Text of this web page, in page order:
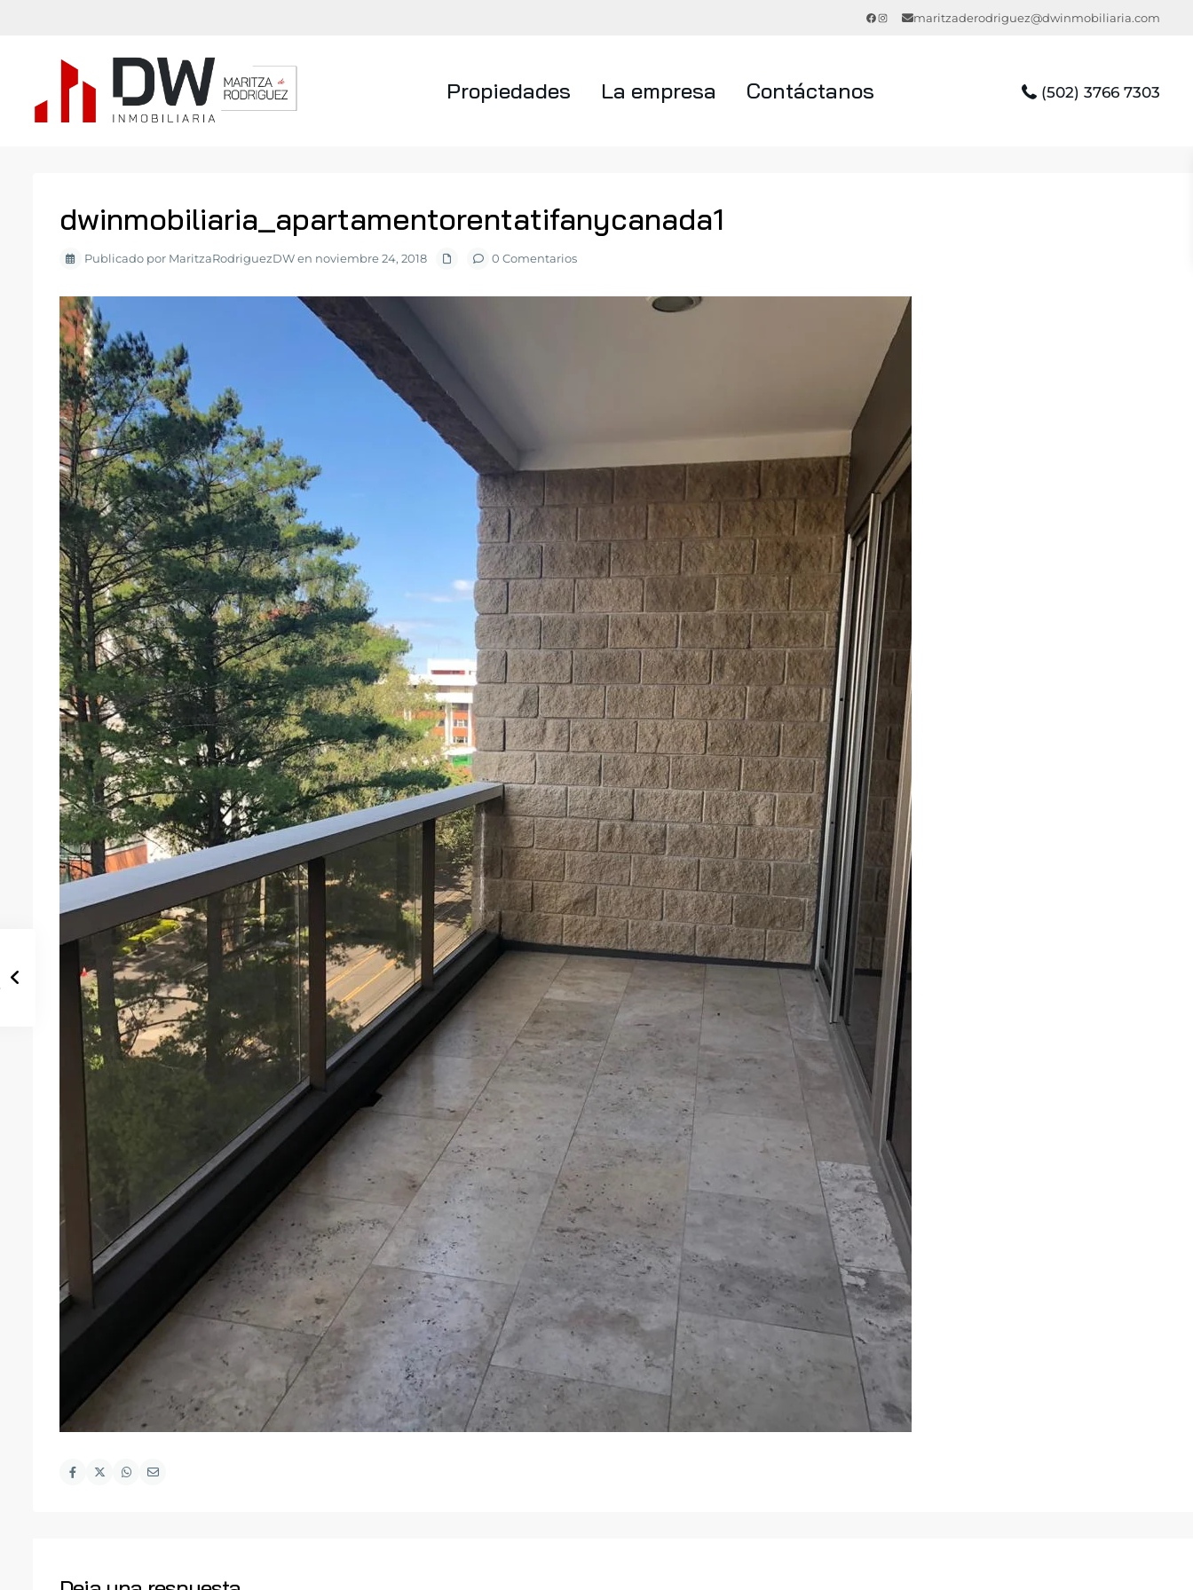
Facebook
Instagrammaritzaderodriguez@dwinmobiliaria.com
Propiedades La empresa Contáctanos (502) 3766 7303
dwinmobiliaria_apartamentorentatifanycanada1
Publicado por MaritzaRodriguezDW en noviembre 24, 2018 0 Comentarios